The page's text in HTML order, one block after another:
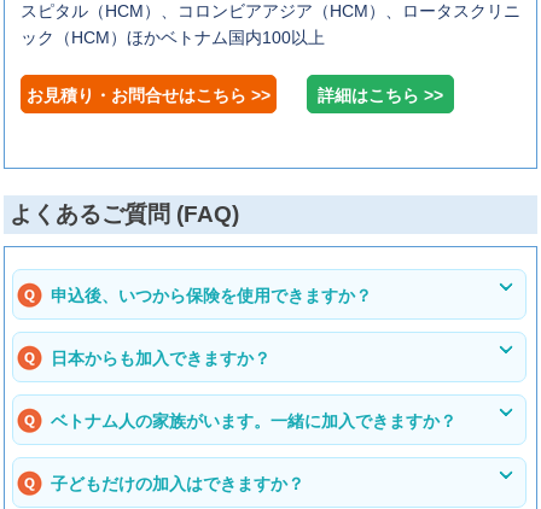
スピタル（HCM）、コロンビアアジア（HCM）、ロータスクリニ
ック（HCM）ほかベトナム国内100以上
お見積り・お問合せはこちら >> 詳細はこちら >>
よくあるご質問 (FAQ)
申込後、いつから保険を使用できますか？
日本からも加入できますか？
ベトナム人の家族がいます。一緒に加入できますか？
子どもだけの加入はできますか？